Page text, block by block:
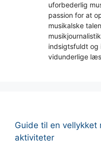
uforbederlig
passion for at
musikalske
indsigtsfuldt og
vidunderlige
Guide til en vellykket
aktiviteter